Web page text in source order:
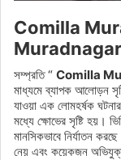
Comilla
সম্প্রতি “ Comilla
মাধ্যমে ব্যাপক আলোড়ন
যাওয়া এক লোমহর্ষক
মধ্যে ক্ষোভের সৃষ্টি হয়।
মানসিকভাবে নির্যাতন
নেয় এবং কয়েকজন